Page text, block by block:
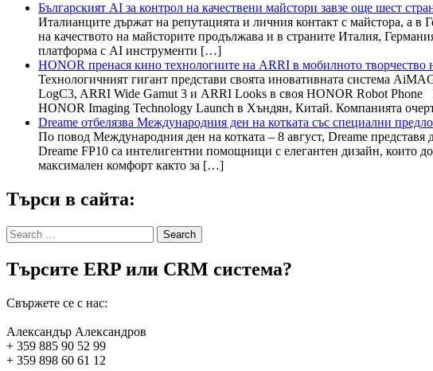
Българският AI за контрол на качествени майстори завзе още шест
Италианците държат на репутацията и личния контакт с майстора, а
на качеството на майсторите продължава и в страните Италия,
платформа с AI инструменти […]
HONOR пренася кино технологиите на ARRI в мобилното творчество
Технологичният гигант представи своята иновативната система
LogC3, ARRI Wide Gamut 3 и ARRI Looks в своя HONOR Robot Phone
HONOR Imaging Technology Launch в Хъндян, Китай. Компанията
Dreame отбелязва Международния ден на котката със специални
По повод Международния ден на котката – 8 август, Dreame
Dreame FP10 са интелигентни помощници с елегантен дизайн, които
максимален комфорт както за […]
Търси в сайта:
Search
for:
Търсите ERP или CRM система?
Свържете се с нас:
Александър Александров
+ 359 885 90 52 99
+ 359 898 60 61 12